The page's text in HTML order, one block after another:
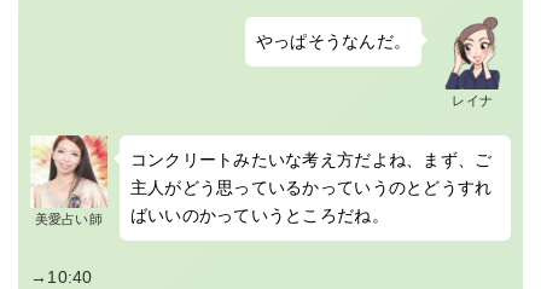
レイナ
やっぱそうなんだ。
美愛占い師
コンクリートみたいな考え方だよね、まず、ご
主人がどう思っているかっていうのとどうすれ
ばいいのかっていうところだね。
→10:40